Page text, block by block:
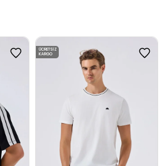
ÜCRETSIZ
KARGO